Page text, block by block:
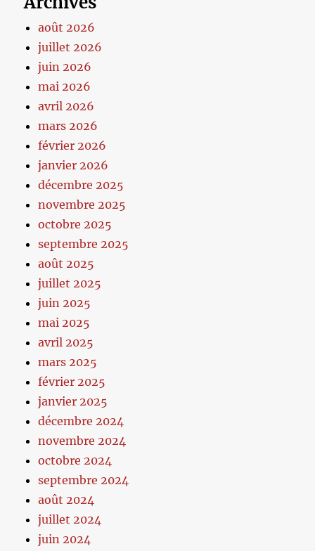
août 2026
juillet 2026
juin 2026
mai 2026
avril 2026
mars 2026
février 2026
janvier 2026
décembre 2025
novembre 2025
octobre 2025
septembre 2025
août 2025
juillet 2025
juin 2025
mai 2025
avril 2025
mars 2025
février 2025
janvier 2025
décembre 2024
novembre 2024
octobre 2024
septembre 2024
août 2024
juillet 2024
juin 2024